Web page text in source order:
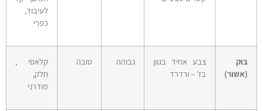
לעיבוד,
כפרי
בוק
(אשור)
צבע אחיד בגוון
בז' – ורדרד
גבוהה טובה
קלאסי ,
חלק,
מודרני